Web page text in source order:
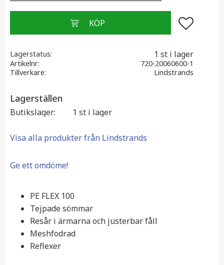
Lägg till i
Lagerstatus 1 st i lager
Artikelnr
720-20060600-1
Tillverkare
Lindstrands
Lagerställen
Butikslager 1 st i lager
Visa alla produkter från Lindstrands
Ge ett omdöme!
PE FLEX 100
Tejpade sömmar
Resår i ärmarna och justerbar fåll
Meshfodrad
Reflexer